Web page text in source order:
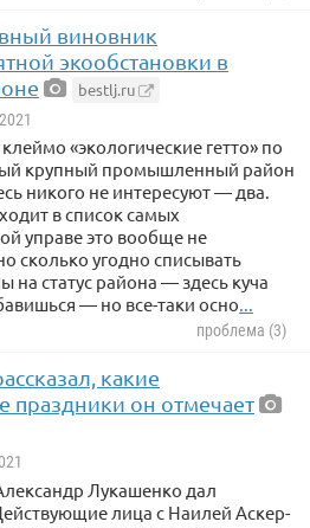
виновник
экообстановки в
bestlj.ru
«экологические гетто» по
крупный промышленный район
никого не интересуют — два.
в список самых
управе это вообще не
сколько угодно списывать
на статус района — здесь куча
— но все-таки осно...
проблема (3)
какие
праздники он отмечает
Лукашенко дал
лица с Наилей Аскер-